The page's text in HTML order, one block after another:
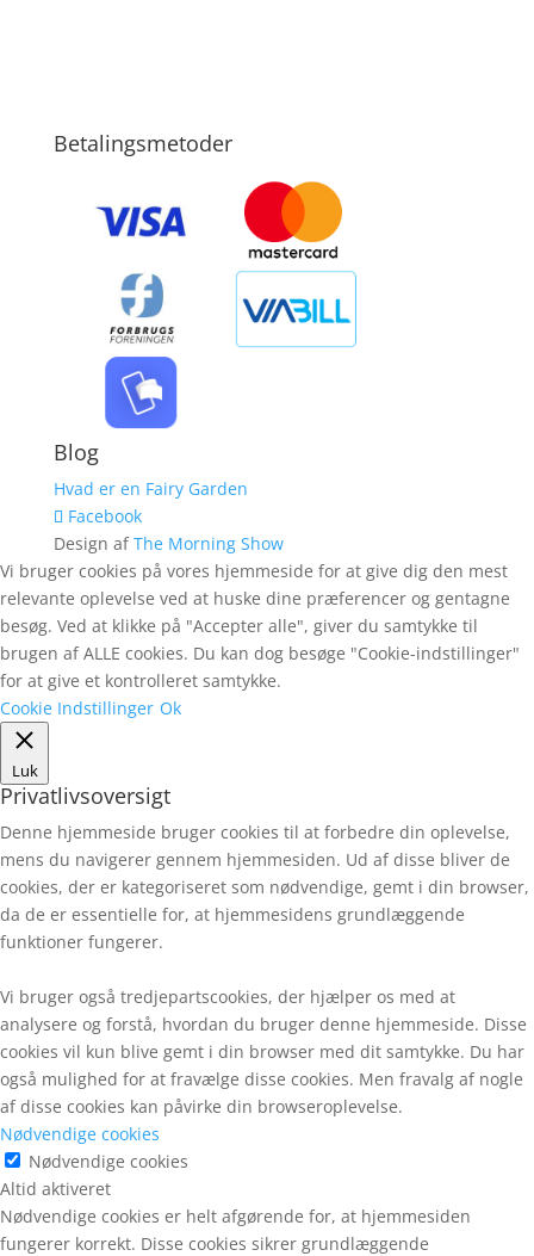
Betalingsmetoder
Blog
Hvad er en Fairy Garden
Facebook
Design afThe Morning Show
Vi bruger cookies på vores hjemmeside for at give dig den mest
relevante oplevelse ved at huske dine præferencer og gentagne
besøg. Ved at klikke på "Accepter alle", giver du samtykke til
brugen af ALLE cookies. Du kan dog besøge "Cookie-indstillinger"
for at give et kontrolleret samtykke.
Cookie Indstillinger Ok
Luk
Privatlivsoversigt
Denne hjemmeside bruger cookies til at forbedre din oplevelse,
mens du navigerer gennem hjemmesiden. Ud af disse bliver de
cookies, der er kategoriseret som nødvendige, gemt i din browser,
da de er essentielle for, at hjemmesidens grundlæggende
funktioner fungerer.
Vi bruger også tredjepartscookies, der hjælper os med at
analysere og forstå, hvordan du bruger denne hjemmeside. Disse
cookies vil kun blive gemt i din browser med dit samtykke. Du har
også mulighed for at fravælge disse cookies. Men fravalg af nogle
af disse cookies kan påvirke din browseroplevelse.
Nødvendige cookies
Nødvendige cookies
Altid aktiveret
Nødvendige cookies er helt afgørende for, at hjemmesiden
fungerer korrekt. Disse cookies sikrer grundlæggende